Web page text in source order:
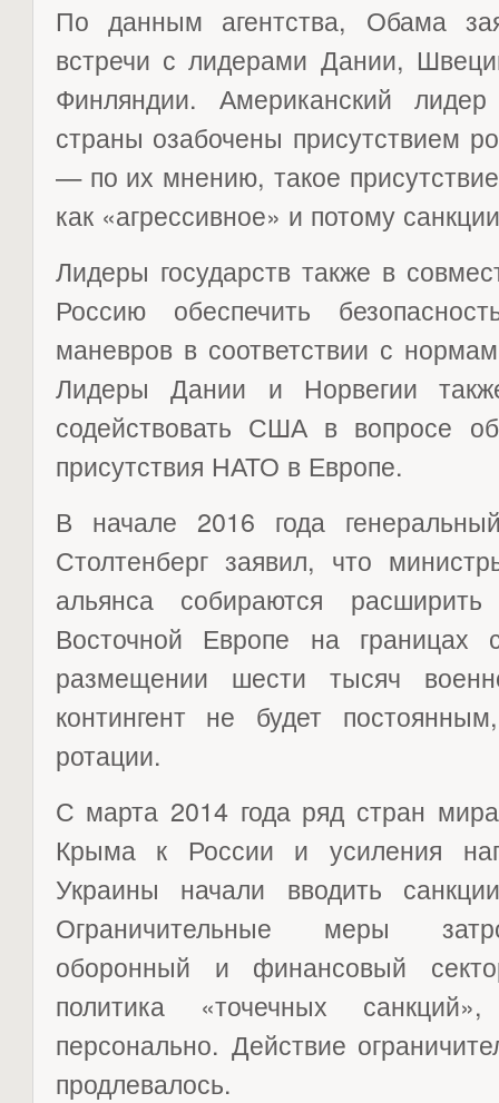
По данным агентства, Обама
встречи с лидерами Дании,
Финляндии. Американский
страны озабочены присутствием
— по их мнению, такое
как «агрессивное» и потому
Лидеры государств также в
Россию обеспечить
маневров в соответствии с
Лидеры Дании и Норвегии
содействовать США в вопросе
присутствия НАТО в Европе.
В начале 2016 года
Столтенберг заявил, что
альянса собираются
Восточной Европе на
размещении шести тысяч
контингент не будет
ротации.
С марта 2014 года ряд стран
Крыма к России и усиления
Украины начали вводить
Ограничительные меры
оборонный и финансовый
политика «точечных
персонально. Действие
продлевалось.